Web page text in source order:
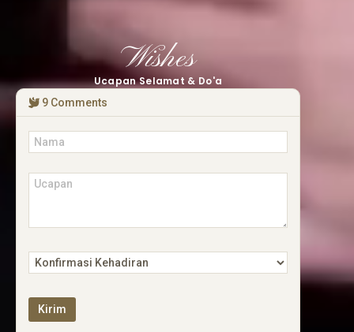
Wishes
Ucapan Selamat & Do'a
9 Comments